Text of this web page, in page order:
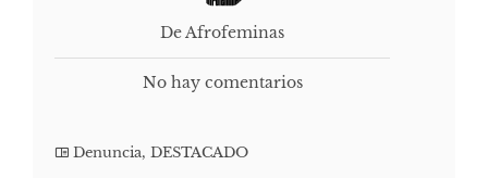
De Afrofeminas
No hay comentarios
Denuncia, DESTACADO